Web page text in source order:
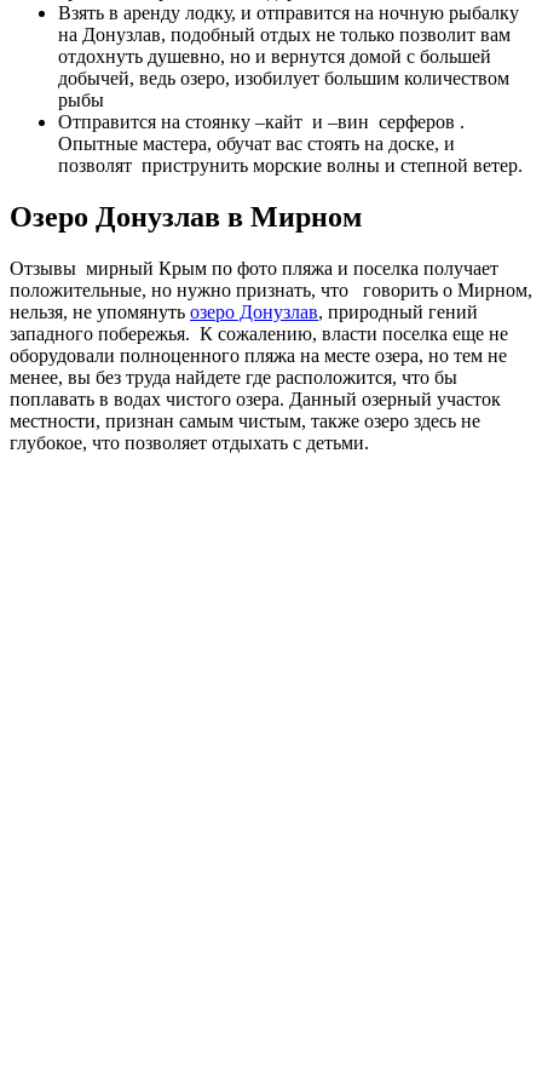
Взять в аренду лодку, и отправится на ночную рыбалку
на Донузлав, подобный отдых не только позволит вам
отдохнуть душевно, но и вернутся домой с большей
добычей, ведь озеро, изобилует большим количеством
рыбы
Отправится на стоянку –кайт и –вин серферов .
Опытные мастера, обучат вас стоять на доске, и
позволят приструнить морские волны и степной ветер.
Озеро Донузлав в Мирном
Отзывы мирный Крым по фото пляжа и поселка получает
положительные, но нужно признать, что говорить о Мирном,
нельзя, не упомянуть озеро Донузлав, природный гений
западного побережья. К сожалению, власти поселка еще не
оборудовали полноценного пляжа на месте озера, но тем не
менее, вы без труда найдете где расположится, что бы
поплавать в водах чистого озера. Данный озерный участок
местности, признан самым чистым, также озеро здесь не
глубокое, что позволяет отдыхать с детьми.